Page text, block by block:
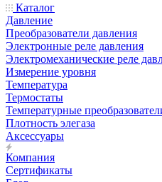
Каталог
Давление
Преобразователи давления
Электронные реле давления
Электромеханические реле
Измерение уровня
Температура
Термостаты
Температурные
Плотность элегаза
Аксессуары
Компания
Сертификаты